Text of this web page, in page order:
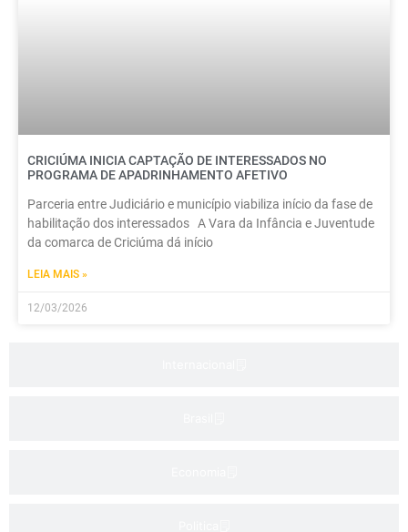
CRICIÚMA INICIA CAPTAÇÃO DE INTERESSADOS NO
PROGRAMA DE APADRINHAMENTO AFETIVO
Parceria entre Judiciário e município viabiliza início da fase de
habilitação dos interessados A Vara da Infância e Juventude
da comarca de Criciúma dá início
LEIA MAIS »
12/03/2026